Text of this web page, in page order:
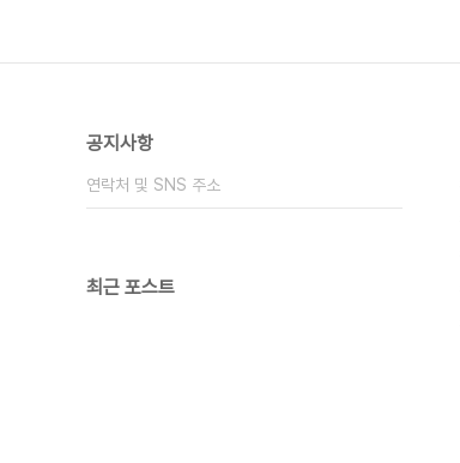
공지사항
연락처 및 SNS 주소
최근 포스트